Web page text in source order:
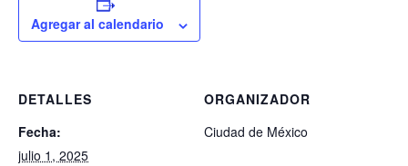
Agregar al calendario
DETALLES
Fecha:
julio 1, 2025
ORGANIZADOR
Ciudad de México